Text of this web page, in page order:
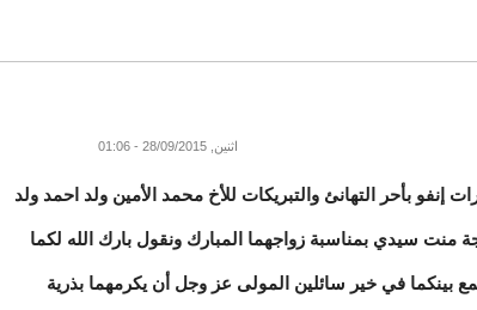
اثنين, 28/09/2015 - 01:06
إنفو بأحر التهانئ والتبريكات للأخ محمد الأمين ولد احمد ولد
منت سيدي بمناسبة زواجهما المبارك ونقول بارك الله لكما
بينكما في خير سائلين المولى عز وجل أن يكرمهما بذرية